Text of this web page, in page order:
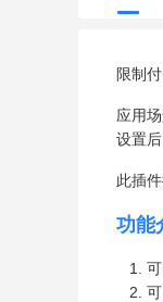
限制
应用
设置
此插
功能